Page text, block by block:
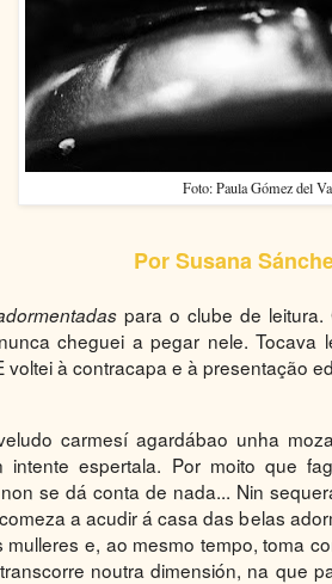
Foto: Paula Gómez del
Por Susana
para o clube de
cheguei a pegar nele.
à contracapa e à presentação
carmesí agardábao unha
intente espertala. Por moito que
se dá conta de nada... Nin
a acudir á casa das belas
e, ao mesmo tempo, toma
noutra dimensión, na que